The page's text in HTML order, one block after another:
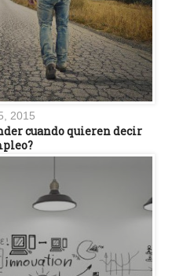
2015
cuando quieren decir